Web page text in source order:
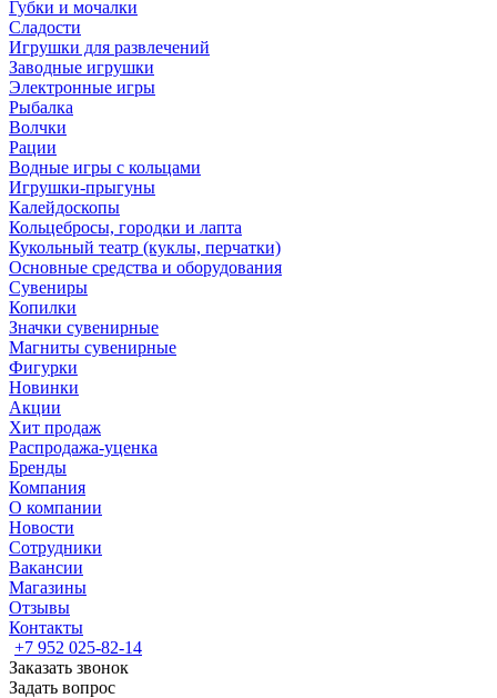
Губки и мочалки
Сладости
Игрушки для развлечений
Заводные игрушки
Электронные игры
Рыбалка
Волчки
Рации
Водные игры с кольцами
Игрушки-прыгуны
Калейдоскопы
Кольцебросы, городки и лапта
Кукольный театр (куклы, перчатки)
Основные средства и оборудования
Сувениры
Копилки
Значки сувенирные
Магниты сувенирные
Фигурки
Новинки
Акции
Хит продаж
Распродажа-уценка
Бренды
Компания
О компании
Новости
Сотрудники
Вакансии
Магазины
Отзывы
Контакты
+7 952 025-82-14
Заказать звонок
Задать вопрос